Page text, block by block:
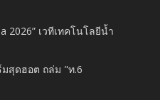
2026” เวทีเทคโนโลยีน้ำ
สุดฮอต ถล่ม "ท.6